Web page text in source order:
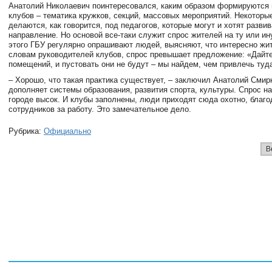
Анатолий Николаевич поинтересовался, каким образом
клубов – тематика кружков, секций, массовых мероприятий.
делаются, как говорится, под педагогов, которые могут и хотят
направление. Но основой все-таки служит спрос жителей на ту или
этого ГБУ регулярно опрашивают людей, выясняют, что интересно
словам руководителей клубов, спрос превышает предложение:
помещений, и пустовать они не будут – мы найдем, чем привлечь
– Хорошо, что такая практика существует, – заключил Анатолий
дополняет системы образования, развития спорта, культуры. Спрос
городе высок. И клубы заполнены, люди приходят сюда охотно,
сотрудников за работу. Это замечательное дело.
Рубрика: Официально